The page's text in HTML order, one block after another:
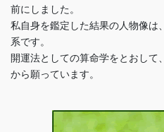
前にしました。
私自身を鑑定した結果の人物像は
系です。
開運法としての算命学をとおして
から願っています。